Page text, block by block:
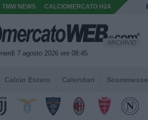
TMW NEWS CALCIOMERCATO H24
7 agosto 2026 ore 08:45
ARCHIVIO
Calcio Estero Calendari Scommesse